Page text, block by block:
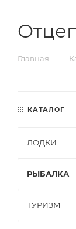
Главная —
КАТАЛОГ
ЛОДКИ
РЫБАЛКА
ТУРИЗМ